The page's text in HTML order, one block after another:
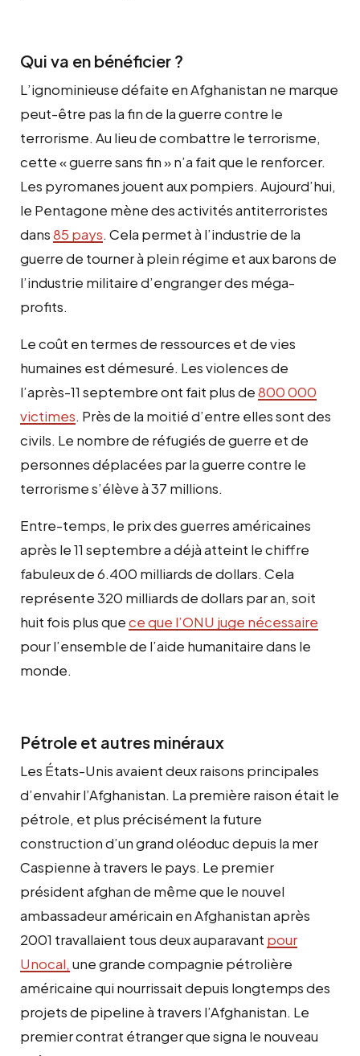
Qui va en bénéficier ?
L’ignominieuse défaite en Afghanistan ne marque
peut-être pas la fin de la guerre contre le
terrorisme. Au lieu de combattre le terrorisme,
cette « guerre sans fin » n’a fait que le renforcer.
Les pyromanes jouent aux pompiers. Aujourd’hui,
le Pentagone mène des activités antiterroristes
dans85 pays. Cela permet à l’industrie de la
guerre de tourner à plein régime et aux barons de
l’industrie militaire d’engranger des méga-
profits.
Le coût en termes de ressources et de vies
humaines est démesuré. Les violences de
l’après-11 septembre ont fait plus de800 000
victimes. Près de la moitié d’entre elles sont des
civils. Le nombre de réfugiés de guerre et de
personnes déplacées par la guerre contre le
terrorisme s’élève à 37 millions.
Entre-temps, le prix des guerres américaines
après le 11 septembre a déjà atteint le chiffre
fabuleux de 6.400 milliards de dollars. Cela
représente 320 milliards de dollars par an, soit
huit fois plus quece que l’ONU juge nécessaire
pour l’ensemble de l’aide humanitaire dans le
monde.
Pétrole et autres minéraux
Les États-Unis avaient deux raisons principales
d’envahir l’Afghanistan. La première raison était le
pétrole, et plus précisément la future
construction d’un grand oléoduc depuis la mer
Caspienne à travers le pays. Le premier
président afghan de même que le nouvel
ambassadeur américain en Afghanistan après
2001 travallaient tous deux auparavant pour
Unocal, une grande compagnie pétrolière
américaine qui nourrissait depuis longtemps des
projets de pipeline à travers l’Afghanistan. Le
premier contrat étranger que signa le nouveau